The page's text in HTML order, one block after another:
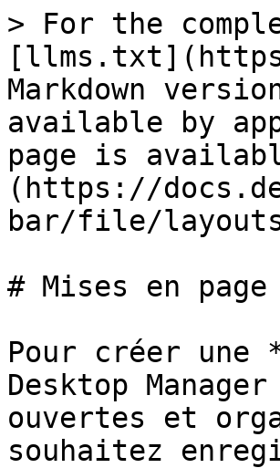
> For the
Markdown
available by
page is
(https://
bar/file/
# Mises en page
Pour créer une
Desktop
ouvertes et
souhaitez